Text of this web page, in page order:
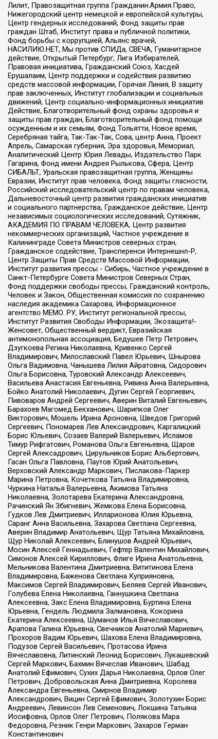
Лилит, Правозащитная группа Гражданин.Армия.Право,
Нижегородский центр немецкой и европейской культуры,
Центр гендерных исследований, Фонд защиты прав
граждан Штаб, Институт права и публичной политики,
Фонд борьбы с коррупцией, Альянс врачей,
НАСИЛИЮ.НЕТ, Мы против СПИДа, СВЕЧА, Гуманитарное
действие, Открытый Петербург, Лига Избирателей,
Правовая инициатива, Гражданский Союз, Хасдей
Ерушалаим, Центр поддержки и содействия развитию
средств массовой информации, Горячая Линия, В защиту
прав заключенных, Институт глобализации и социальных
движений, Центр социально-информационных инициатив
Действие, Благотворительный фонд охраны здоровья и
защиты прав граждан, Благотворительный фонд помощи
осужденным и их семьям, Фонд Тольятти, Новое время,
Серебряная тайга, Так-Так-Так, Сова, центр Анна, Проект
Апрель, Самарская губерния, Эра здоровья, Мемориал,
Аналитический Центр Юрия Левады, Издательство Парк
Гагарина, Фонд имени Андрея Рылькова, Сфера, Центр
СИБАЛЬТ, Уральская правозащитная группа, Женщины
Евразии, Институт прав человека, Фонд защиты гласности,
Российский исследовательский центр по правам человека,
Дальневосточный центр развития гражданских инициатив
и социального партнерства, Гражданское действие, Центр
независимых социологических исследований, Сутяжник,
АКАДЕМИЯ ПО ПРАВАМ ЧЕЛОВЕКА, Центр развития
некоммерческих организаций, Частное учреждение в
Калининграде Совета Министров северных стран,
Гражданское содействие, Трансперенси Интернешнл-Р,
Центр Защиты Прав Средств Массовой Информации,
Институт развития прессы - Сибирь, Частное учреждение в
Санкт-Петербурге Совета Министров Северных Стран,
Фонд поддержки свободы прессы, Гражданский контроль,
Человек и Закон, Общественная комиссия по сохранению
наследия академика Сахарова, Информационное
агентство МЕМО. РУ, Институт региональной прессы,
Институт Развития Свободы Информации, Экозащита!-
Женсовет, Общественный вердикт, Евразийская
антимонопольная ассоциация, Бедушев Петр Петрович,
Дзугкоева Регина Николаевна, Кривенко Сергей
Владимирович, Милославский Павел Юрьевич, Шнырова
Ольга Вадимовна, Чанышева Лилия Айратовна, Сидорович
Ольга Борисовна, Туровский Александр Алексеевич,
Васильева Анастасия Евгеньевна, Ривина Анна Валерьевна,
Бойко Анатолий Николаевич, Дугин Сергей Георгиевич,
Пивоваров Андрей Сергеевич, Аверин Виталий Евгеньевич,
Барахоев Магомед Бекханович, Шарипков Олег
Викторович, Мошель Ирина Ароновна, Шведов Григорий
Сергеевич, Пономарев Лев Александрович, Каргалицкий
Борис Юльевич, Созаев Валерий Валерьевич, Исламов
Тимур Рифгатович, Романова Ольга Евгеньевна, Щаров
Сергей Алексадрович, Цирульников Борис Альбертович,
Гасан Ольга Павловна, Паутов Юрий Анатольевич,
Верховский Александр Маркович, Пислакова-Паркер
Марина Петровна, Кочеткова Татьяна Владимировна,
Чуркина Наталья Валерьевна, Акимова Татьяна
Николаевна, Золотарева Екатерина Александровна,
Рачинский Ян Збигневич, Жемкова Елена Борисовна,
Гудков Лев Дмитриевич, Илларионова Юлия Юрьевна,
Саранг Анна Васильевна, Захарова Светлана Сергеевна,
Аверин Владимир Анатольевич, Щур Татьяна Михайловна,
Щур Николай Алексеевич, Блинушов Андрей Юрьевич,
Мосин Алексей Геннадьевич, Гефтер Валентин Михайлович,
Симонов Алексей Кириллович, Флиге Ирина Анатольевна,
Мельникова Валентина Дмитриевна, Вититинова Елена
Владимировна, Баженова Светлана Куприяновна,
Максимов Сергей Владимирович, Беляев Сергей Иванович,
Голубева Елена Николаевна, Ганнушкина Светлана
Алексеевна, Закс Елена Владимировна, Буртина Елена
Юрьевна, Гендель Людмила Залмановна, Кокорина
Екатерина Алексеевна, Шуманов Илья Вячеславович,
Арапова Галина Юрьевна, Свечников Анатолий Мариевич,
Прохоров Вадим Юрьевич, Шахова Елена Владимировна,
Подузов Сергей Васильевич, Протасова Ирина
Вячеславовна, Литинский Леонид Борисович, Лукашевский
Сергей Маркович, Бахмин Вячеслав Иванович, Шабад
Анатолий Ефимович, Сухих Дарья Николаевна, Орлов Олег
Петрович, Добровольская Анна Дмитриевна, Королева
Александра Евгеньевна, Смирнов Владимир
Александрович, Вицин Сергей Ефимович, Золотухин Борис
Андреевич, Левинсон Лев Семенович, Локшина Татьяна
Иосифовна, Орлов Олег Петрович, Полякова Мара
Федоровна, Резник Генри Маркович, Захаров Герман
Константинович